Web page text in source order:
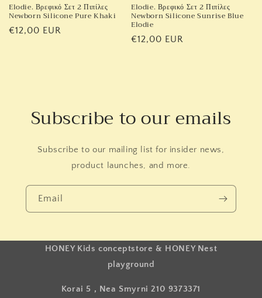
Elodie. Βρεφικό Σετ 2 Πιπίλες
Newborn Silicone Pure Khaki
Κανονική
€12,00 EUR
Elodie. Βρεφικό Σετ 2 Πιπίλες
Newborn Silicone Sunrise Blue
Elodie
Κανονική
€12,00 EUR
Subscribe to our emails
Subscribe to our mailing list for insider news,
product launches, and more.
Email
HONEY Kids conceptstore & HONEY Nest
playground
Korai 5 , Nea Smyrni 210 9373371